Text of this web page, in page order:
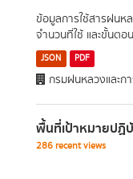
ข้อมูลการใช้สารฝนห
จำนวนที่ใช้ และขั้นต
JSON PDF
กรมฝนหลวงและก
พื้นที่เป้าหมายปฏิ
286 recent views